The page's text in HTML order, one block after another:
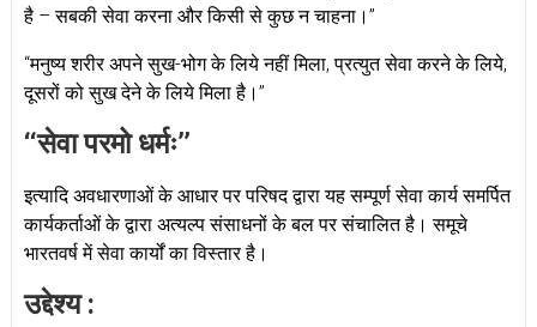
है – सबकी सेवा करना और किसी से कुछ न चाहना।’’
‘‘मनुष्य शरीर अपने सुख-भोग के लिये नहीं मिला, प्रत्युत सेवा करने के लिये,
दूसरों को सुख देने के लिये मिला है।’’
‘‘सेवा परमो धर्मः’’
इत्यादि अवधारणाओं के आधार पर परिषद द्वारा यह सम्पूर्ण सेवा कार्य समर्पित
कार्यकर्ताओं के द्वारा अत्यल्प संसाधनों के बल पर संचालित है। समूचे
भारतवर्ष में सेवा कार्यों का विस्तार है।
उद्देश्य :